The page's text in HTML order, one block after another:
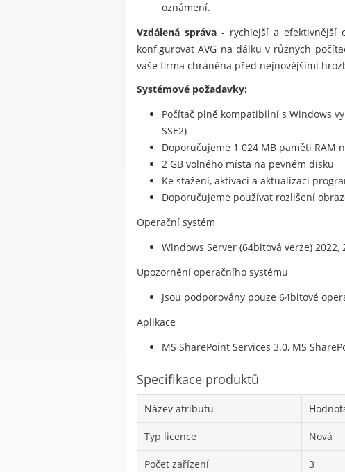
oznámení.
Vzdálená správa - rychlejší a efektivnější
konfigurovat AVG na dálku v různých
vaše firma chráněna před nejnovějšími
Systémové požadavky:
Počítač plně kompatibilní s Windows
SSE2)
Doporučujeme 1 024 MB paměti RAM
2 GB volného místa na pevném disku
Ke stažení, aktivaci a aktualizaci
Doporučujeme používat rozlišení
Operační systém
Windows Server (64bitová verze) 2022,
Upozornění operačního systému
Jsou podporovány pouze 64bitové
Aplikace
MS SharePoint Services 3.0, MS
Specifikace produktů
Název atributu
Typ licence Nová
Počet zařízení 3